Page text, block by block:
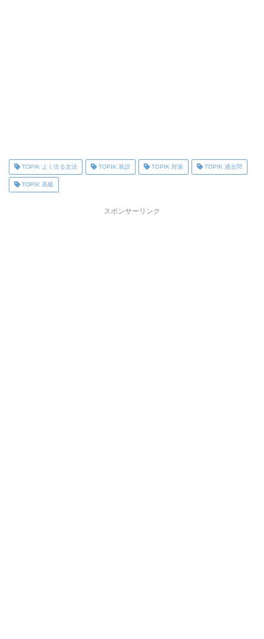
TOPIK よく出る文法 TOPIK 単語 TOPIK 対策 TOPIK 過去問
TOPIK 高級
スポンサーリンク